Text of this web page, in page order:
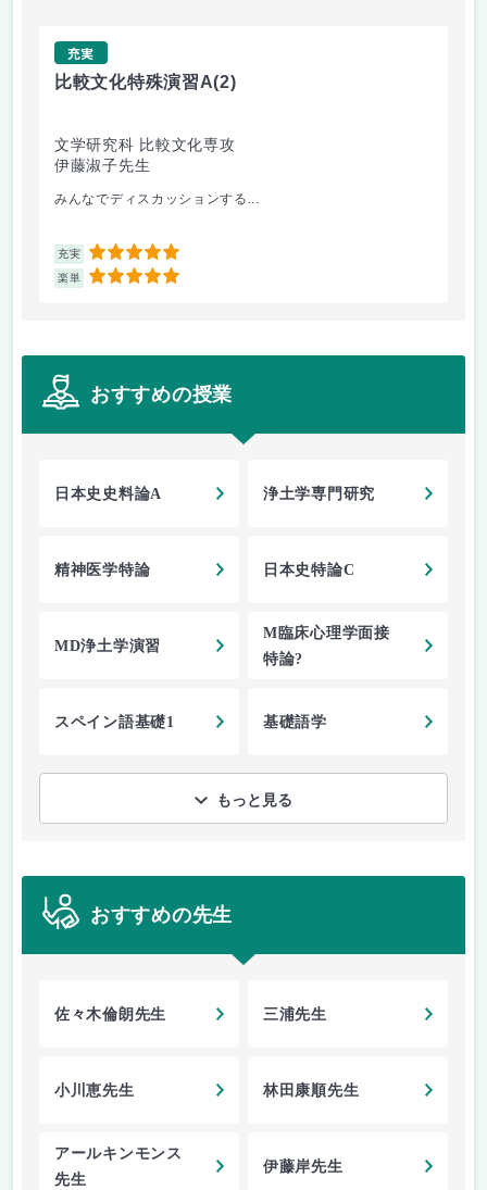
充実
比較文化特殊演習A(2)
文学研究科 比較文化専攻
伊藤淑子先生
みんなでディスカッションする...
充実 5
楽単 5
おすすめの授業
日本史史料論A 浄土学専門研究
精神医学特論 日本史特論C
MD浄土学演習
M臨床心理学面接
特論?
スペイン語基礎1 基礎語学
もっと見る
おすすめの先生
佐々木倫朗先生 三浦先生
小川恵先生 林田康順先生
アールキンモンス
先生
伊藤岸先生